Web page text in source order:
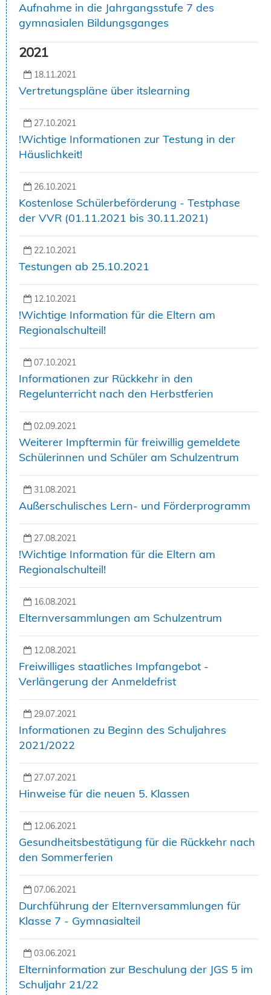
Aufnahme in die Jahrgangsstufe 7 des
gymnasialen Bildungsganges
2021
18.11.2021
Vertretungspläne über itslearning
27.10.2021
!Wichtige Informationen zur Testung in der
Häuslichkeit!
26.10.2021
Kostenlose Schülerbeförderung - Testphase
der VVR (01.11.2021 bis 30.11.2021)
22.10.2021
Testungen ab 25.10.2021
12.10.2021
!Wichtige Information für die Eltern am
Regionalschulteil!
07.10.2021
Informationen zur Rückkehr in den
Regelunterricht nach den Herbstferien
02.09.2021
Weiterer Impftermin für freiwillig gemeldete
Schülerinnen und Schüler am Schulzentrum
31.08.2021
Außerschulisches Lern- und Förderprogramm
27.08.2021
!Wichtige Information für die Eltern am
Regionalschulteil!
16.08.2021
Elternversammlungen am Schulzentrum
12.08.2021
Freiwilliges staatliches Impfangebot -
Verlängerung der Anmeldefrist
29.07.2021
Informationen zu Beginn des Schuljahres
2021/2022
27.07.2021
Hinweise für die neuen 5. Klassen
12.06.2021
Gesundheitsbestätigung für die Rückkehr nach
den Sommerferien
07.06.2021
Durchführung der Elternversammlungen für
Klasse 7 - Gymnasialteil
03.06.2021
Elterninformation zur Beschulung der JGS 5 im
Schuljahr 21/22